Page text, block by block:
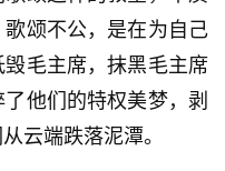
颂不公，是在为自己
毛主席，抹黑毛主席
他们的特权美梦，剥
云端跌落泥潭。